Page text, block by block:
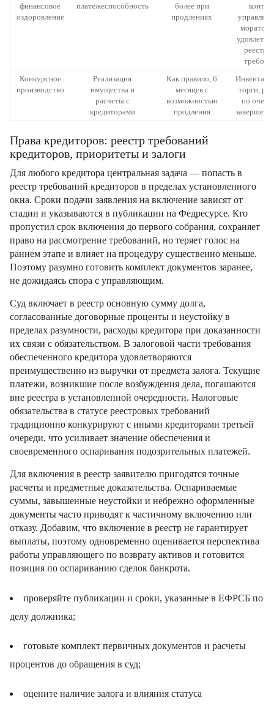
финансовое
оздоровление
платежеспособность
более при
продлениях
Конкурсное
производство
Реализация
имущества и
расчеты с
кредиторами
Как правило, 6
месяцев с
возможностью
продления
торги,
по
Права кредиторов: реестр требований
кредиторов, приоритеты и залоги
Для любого кредитора центральная задача — попасть в
реестр требований кредиторов в пределах установленного
окна. Сроки подачи заявления на включение зависят от
стадии и указываются в публикации на Федресурсе. Кто
пропустил срок включения до первого собрания, сохраняет
право на рассмотрение требований, но теряет голос на
раннем этапе и влияет на процедуру существенно меньше.
Поэтому разумно готовить комплект документов заранее,
не дожидаясь спора с управляющим.
Суд включает в реестр основную сумму долга,
согласованные договорные проценты и неустойку в
пределах разумности, расходы кредитора при доказанности
их связи с обязательством. В залоговой части требования
обеспеченного кредитора удовлетворяются
преимущественно из выручки от предмета залога. Текущие
платежи, возникшие после возбуждения дела, погашаются
вне реестра в установленной очередности. Налоговые
обязательства в статусе реестровых требований
традиционно конкурируют с иными кредиторами третьей
очереди, что усиливает значение обеспечения и
своевременного оспаривания подозрительных платежей.
Для включения в реестр заявителю пригодятся точные
расчеты и предметные доказательства. Оспариваемые
суммы, завышенные неустойки и небрежно оформленные
документы часто приводят к частичному включению или
отказу. Добавим, что включение в реестр не гарантирует
выплаты, поэтому одновременно оценивается перспектива
работы управляющего по возврату активов и готовится
позиция по оспариванию сделок банкрота.
проверяйте публикации и сроки, указанные в ЕФРСБ по
делу должника;
готовьте комплект первичных документов и расчеты
процентов до обращения в суд;
оцените наличие залога и влияния статуса